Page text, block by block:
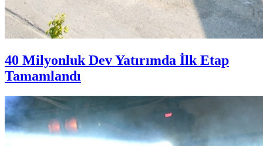
40 Milyonluk Dev Yatırımda İlk Etap
Tamamlandı